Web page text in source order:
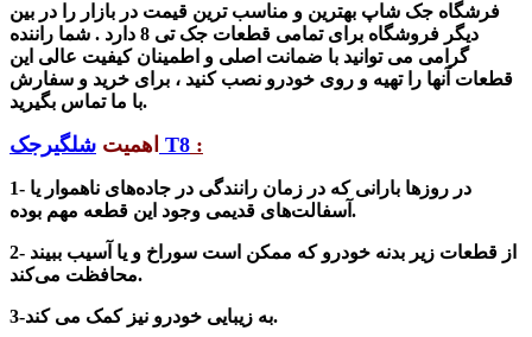
فرشگاه جک شاپ بهترین و مناسب ترین قیمت در بازار را در بین
دیگر فروشگاه برای تمامی قطعات جک تی 8 دارد . شما راننده
گرامی می توانید با ضمانت اصلی و اطمینان کیفیت عالی این
قطعات آنها را تهیه و روی خودرو نصب کنید ، برای خرید و سفارش
با ما تماس بگیرید.
اهمیت T8 :
1- در روزها بارانی که در زمان رانندگی در جاده‌های ناهموار یا
آسفالت‌های قدیمی وجود این قطعه مهم بوده.
2-
محافظت می‌کند.
3-به زیبایی خودرو نیز کمک می کند.